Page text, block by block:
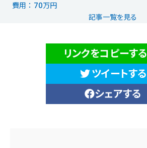
費用 ： 70万円
記事一覧を見る
リンクをコピーする
ツイートする
シェアする